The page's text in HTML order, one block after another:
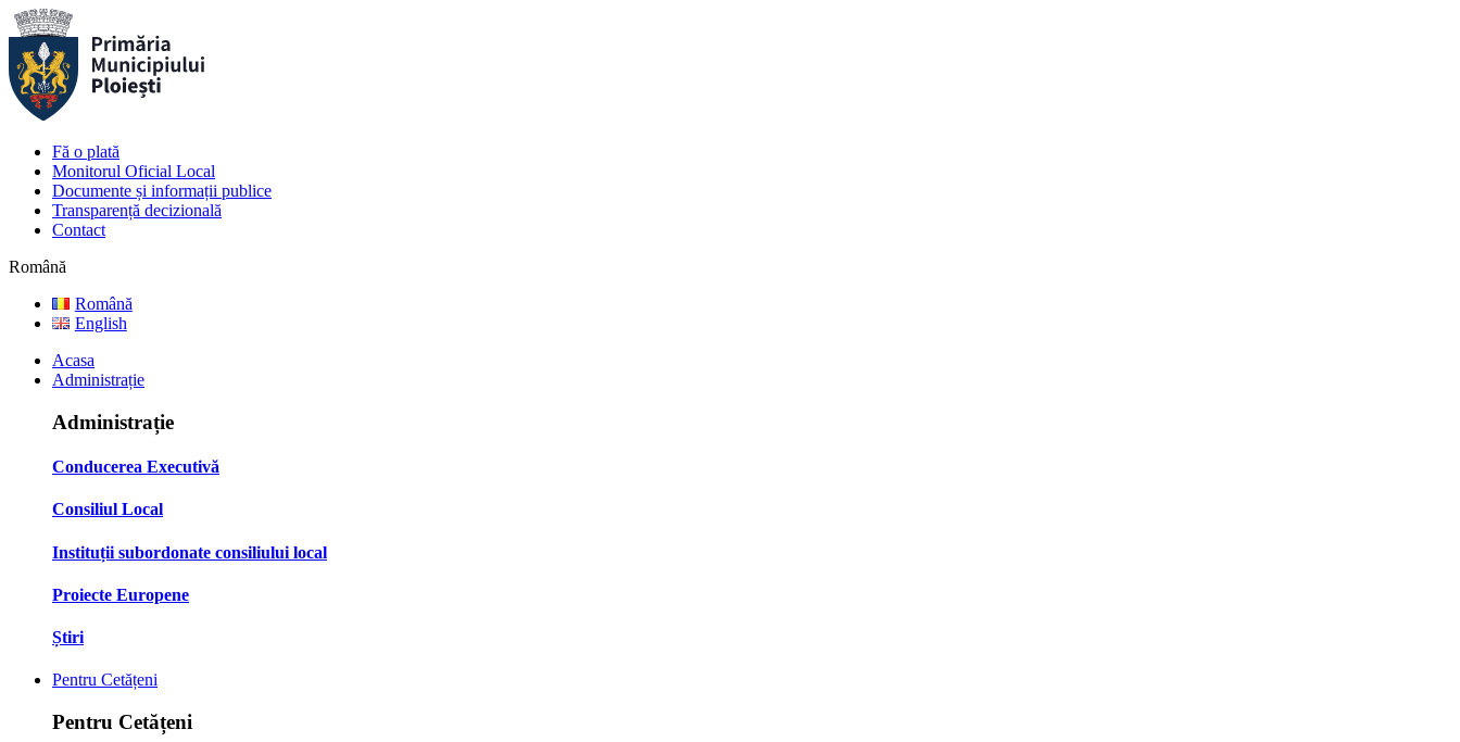
Fă o plată
Monitorul Oficial Local
Documente și informații publice
Transparență decizională
Contact
Română
Română
English
Acasa
Administrație
Administrație
Conducerea Executivă
Consiliul Local
Instituții subordonate consiliului local
Proiecte Europene
Știri
Pentru Cetățeni
Pentru Cetățeni